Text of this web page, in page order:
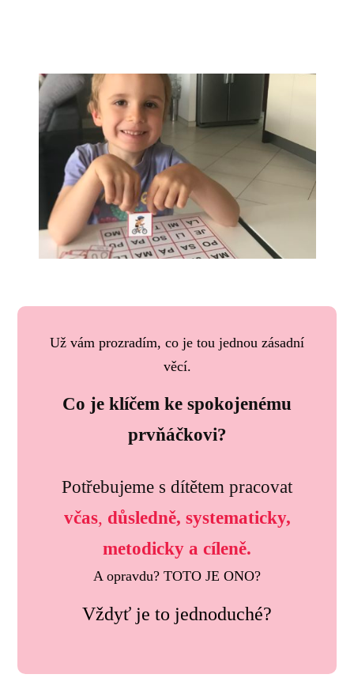
Už vám prozradím, co je tou jednou zásadní
věcí.
Co je klíčem ke spokojenému
prvňáčkovi?
Potřebujeme s dítětem pracovat
včas, důsledně, systematicky,
metodicky a cíleně.
A opravdu? TOTO JE ONO?
Vždyť je to jednoduché?